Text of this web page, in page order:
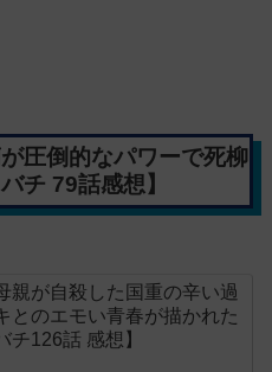
圧倒的なパワーで死柳
チ 79話感想】
親が自殺した国重の辛い過
とのエモい青春が描かれた
チ126話 感想】